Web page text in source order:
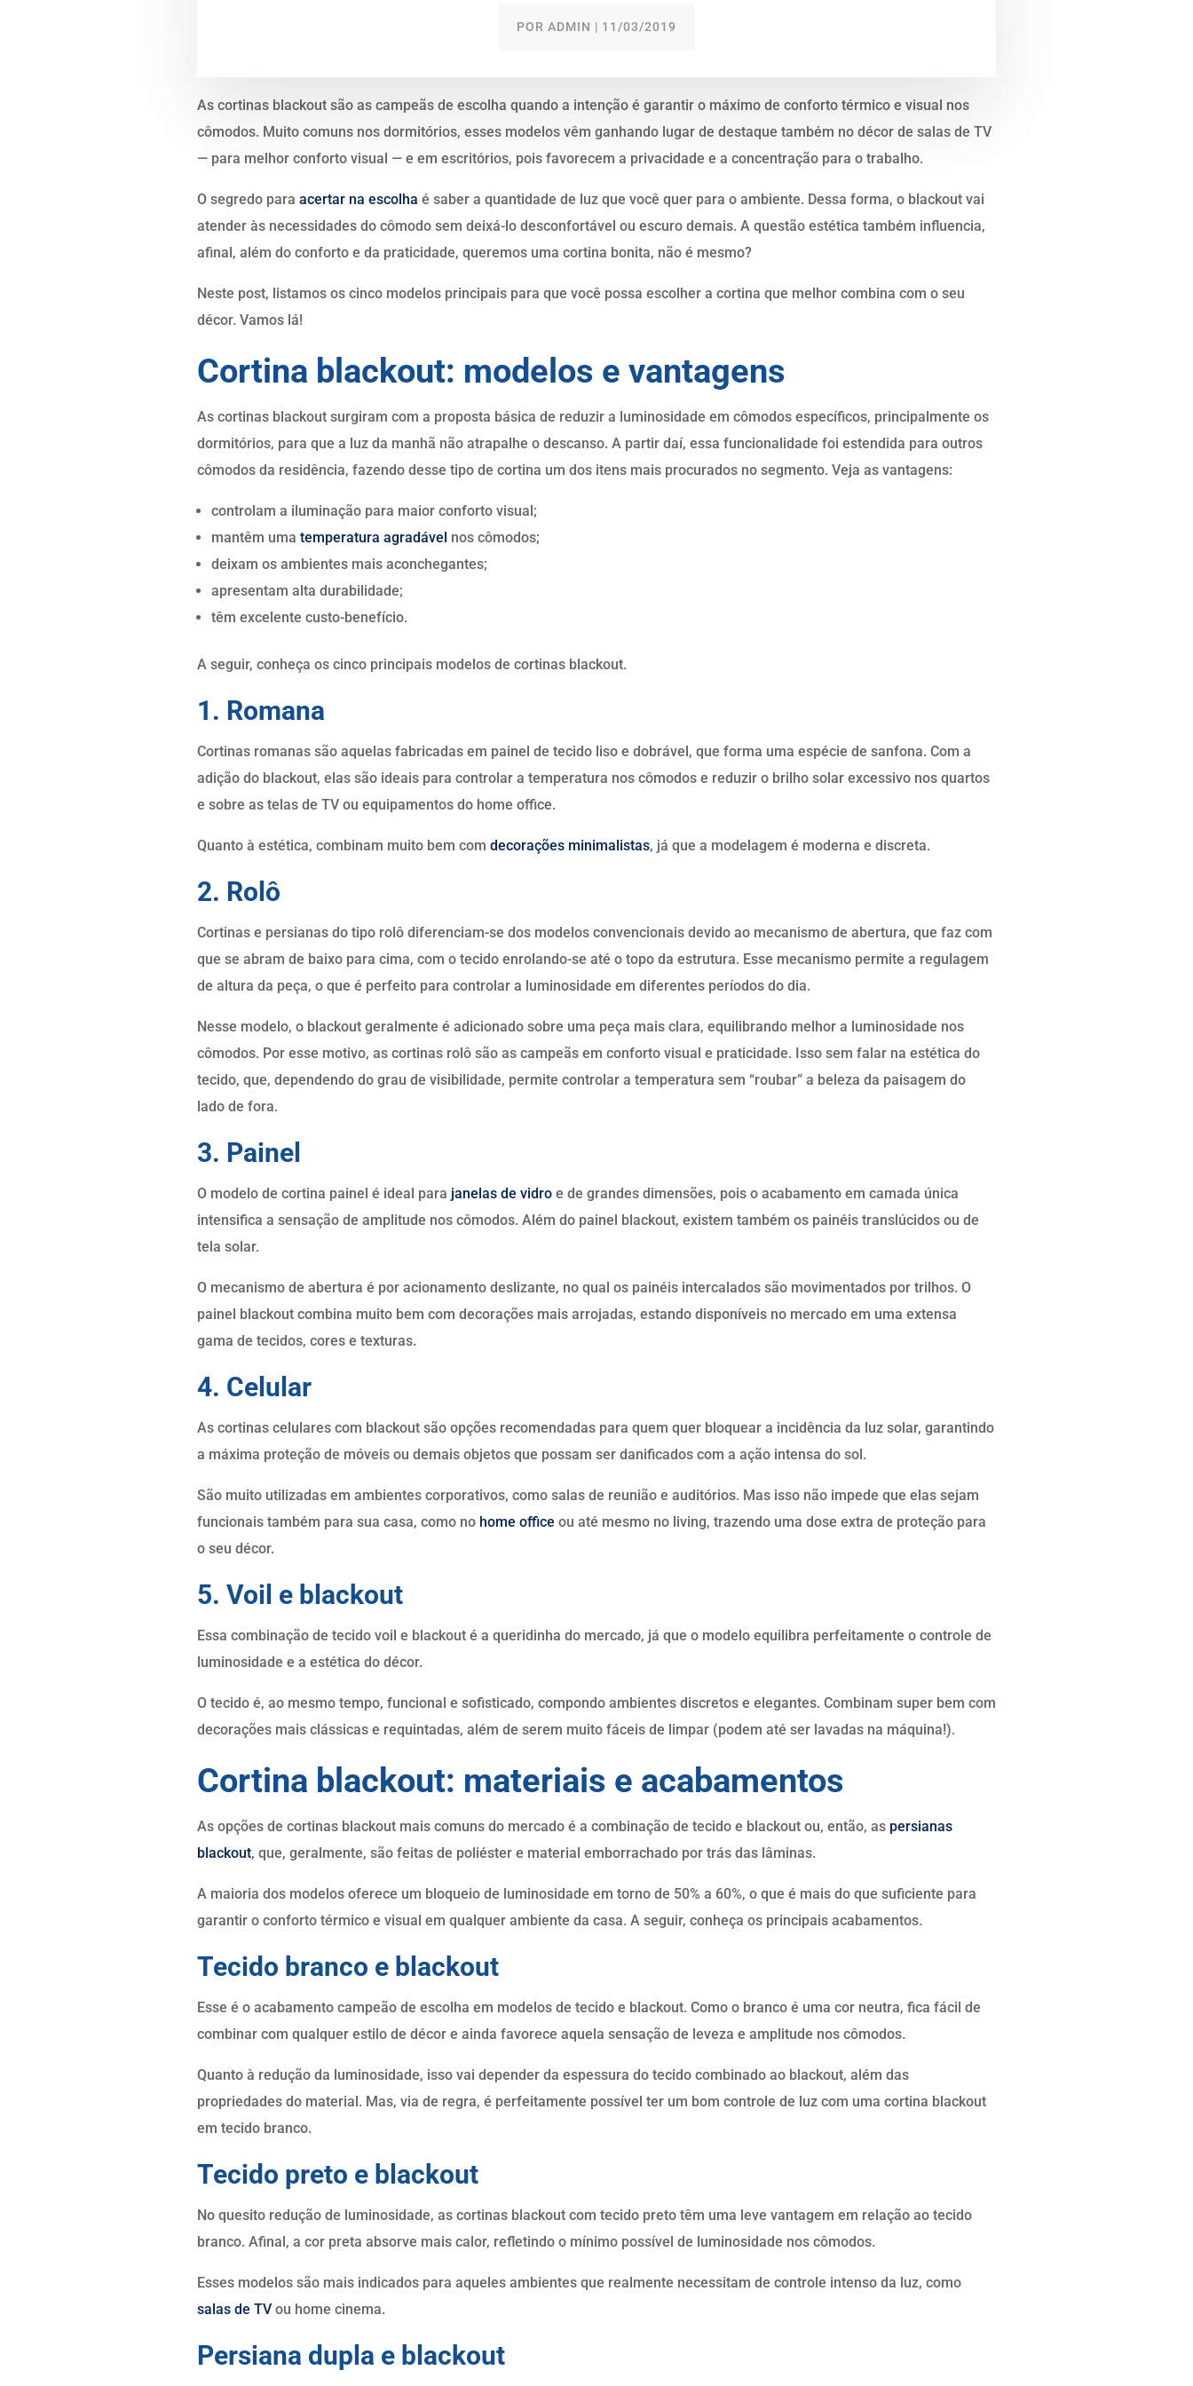
POR ADMIN | 11/03/2019
As cortinas blackout são as campeãs de escolha quando a intenção é garantir o máximo de conforto térmico e visual nos
cômodos. Muito comuns nos dormitórios, esses modelos vêm ganhando lugar de destaque também no décor de salas de TV
— para melhor conforto visual — e em escritórios, pois favorecem a privacidade e a concentração para o trabalho.
O segredo para acertar na escolha é saber a quantidade de luz que você quer para o ambiente. Dessa forma, o blackout vai
atender às necessidades do cômodo sem deixá-lo desconfortável ou escuro demais. A questão estética também influencia,
afinal, além do conforto e da praticidade, queremos uma cortina bonita, não é mesmo?
Neste post, listamos os cinco modelos principais para que você possa escolher a cortina que melhor combina com o seu
décor. Vamos lá!
Cortina blackout: modelos e vantagens
As cortinas blackout surgiram com a proposta básica de reduzir a luminosidade em cômodos específicos, principalmente os
dormitórios, para que a luz da manhã não atrapalhe o descanso. A partir daí, essa funcionalidade foi estendida para outros
cômodos da residência, fazendo desse tipo de cortina um dos itens mais procurados no segmento. Veja as vantagens:
controlam a iluminação para maior conforto visual;
mantêm uma temperatura agradável nos cômodos;
deixam os ambientes mais aconchegantes;
apresentam alta durabilidade;
têm excelente custo-benefício.
A seguir, conheça os cinco principais modelos de cortinas blackout.
1. Romana
Cortinas romanas são aquelas fabricadas em painel de tecido liso e dobrável, que forma uma espécie de sanfona. Com a
adição do blackout, elas são ideais para controlar a temperatura nos cômodos e reduzir o brilho solar excessivo nos quartos
e sobre as telas de TV ou equipamentos do home office.
Quanto à estética, combinam muito bem com decorações minimalistas, já que a modelagem é moderna e discreta.
2. Rolô
Cortinas e persianas do tipo rolô diferenciam-se dos modelos convencionais devido ao mecanismo de abertura, que faz com
que se abram de baixo para cima, com o tecido enrolando-se até o topo da estrutura. Esse mecanismo permite a regulagem
de altura da peça, o que é perfeito para controlar a luminosidade em diferentes períodos do dia.
Nesse modelo, o blackout geralmente é adicionado sobre uma peça mais clara, equilibrando melhor a luminosidade nos
cômodos. Por esse motivo, as cortinas rolô são as campeãs em conforto visual e praticidade. Isso sem falar na estética do
tecido, que, dependendo do grau de visibilidade, permite controlar a temperatura sem “roubar” a beleza da paisagem do
lado de fora.
3. Painel
O modelo de cortina painel é ideal para janelas de vidro e de grandes dimensões, pois o acabamento em camada única
intensifica a sensação de amplitude nos cômodos. Além do painel blackout, existem também os painéis translúcidos ou de
tela solar.
O mecanismo de abertura é por acionamento deslizante, no qual os painéis intercalados são movimentados por trilhos. O
painel blackout combina muito bem com decorações mais arrojadas, estando disponíveis no mercado em uma extensa
gama de tecidos, cores e texturas.
4. Celular
As cortinas celulares com blackout são opções recomendadas para quem quer bloquear a incidência da luz solar, garantindo
a máxima proteção de móveis ou demais objetos que possam ser danificados com a ação intensa do sol.
São muito utilizadas em ambientes corporativos, como salas de reunião e auditórios. Mas isso não impede que elas sejam
funcionais também para sua casa, como no home office ou até mesmo no living, trazendo uma dose extra de proteção para
o seu décor.
5. Voil e blackout
Essa combinação de tecido voil e blackout é a queridinha do mercado, já que o modelo equilibra perfeitamente o controle de
luminosidade e a estética do décor.
O tecido é, ao mesmo tempo, funcional e sofisticado, compondo ambientes discretos e elegantes. Combinam super bem com
decorações mais clássicas e requintadas, além de serem muito fáceis de limpar (podem até ser lavadas na máquina!).
Cortina blackout: materiais e acabamentos
As opções de cortinas blackout mais comuns do mercado é a combinação de tecido e blackout ou, então, as persianas
blackout, que, geralmente, são feitas de poliéster e material emborrachado por trás das lâminas.
A maioria dos modelos oferece um bloqueio de luminosidade em torno de 50% a 60%, o que é mais do que suficiente para
garantir o conforto térmico e visual em qualquer ambiente da casa. A seguir, conheça os principais acabamentos.
Tecido branco e blackout
Esse é o acabamento campeão de escolha em modelos de tecido e blackout. Como o branco é uma cor neutra, fica fácil de
combinar com qualquer estilo de décor e ainda favorece aquela sensação de leveza e amplitude nos cômodos.
Quanto à redução da luminosidade, isso vai depender da espessura do tecido combinado ao blackout, além das
propriedades do material. Mas, via de regra, é perfeitamente possível ter um bom controle de luz com uma cortina blackout
em tecido branco.
Tecido preto e blackout
No quesito redução de luminosidade, as cortinas blackout com tecido preto têm uma leve vantagem em relação ao tecido
branco. Afinal, a cor preta absorve mais calor, refletindo o mínimo possível de luminosidade nos cômodos.
Esses modelos são mais indicados para aqueles ambientes que realmente necessitam de controle intenso da luz, como
salas de TV ou home cinema.
Persiana dupla e blackout